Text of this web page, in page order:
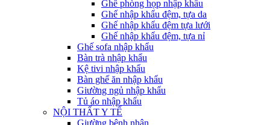
Ghế phòng họp nhập khẩu
Ghế nhập khẩu đệm, tựa da
Ghế nhập khẩu đệm tựa lưới
Ghế nhập khẩu đệm, tựa nỉ
Ghế sofa nhập khẩu
Bàn trà nhập khẩu
Kệ tivi nhập khẩu
Bàn ghế ăn nhập khẩu
Giường ngủ nhập khẩu
Tủ áo nhập khẩu
NỘI THẤT Y TẾ
Giường bệnh nhân